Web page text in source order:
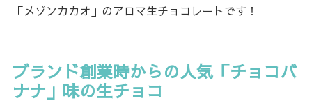
「メゾンカカオ」のアロマ生チョコレートです！
ブランド創業時からの人気「チョコバ
ナナ」味の生チョコ